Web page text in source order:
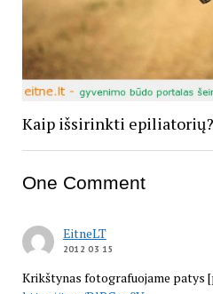
Kaip išsirinkti epiliatorių?
One Comment
EitneLT
2012 03 15
Krikštynas fotografuojame patys